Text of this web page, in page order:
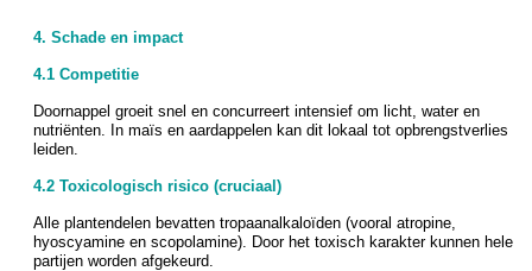
4. Schade en impact
4.1 Competitie
Doornappel groeit snel en concurreert intensief om licht, water en
nutriënten. In maïs en aardappelen kan dit lokaal tot opbrengstverlies
leiden.
4.2 Toxicologisch risico (cruciaal)
Alle plantendelen bevatten tropaanalkaloïden (vooral atropine,
hyoscyamine en scopolamine). Door het toxisch karakter kunnen hele
partijen worden afgekeurd.